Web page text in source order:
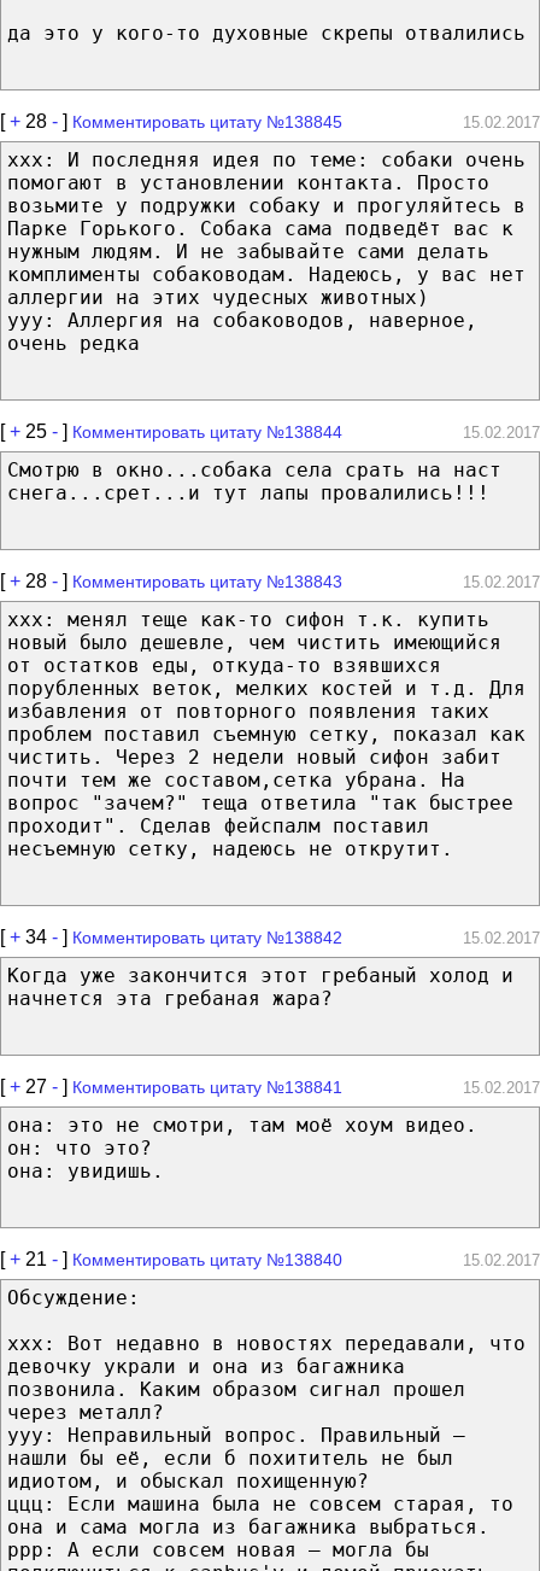
да это у кого-то духовные скрепы отвалились
[+ 28 - ] Комментировать цитату №138845 15.02.2017
xxx: И последняя идея по теме: собаки очень
помогают в установлении контакта. Просто
возьмите у подружки собаку и прогуляйтесь в
Парке Горького. Собака сама подведёт вас к
нужным людям. И не забывайте сами делать
комплименты собаководам. Надеюсь, у вас нет
аллергии на этих чудесных животных)
ууу: Аллергия на собаководов, наверное,
очень редка
[+ 25 - ] Комментировать цитату №138844 15.02.2017
Смотрю в окно...собака села срать на наст
снега...срет...и тут лапы провалились!!!
[+ 28 - ] Комментировать цитату №138843 15.02.2017
xxx: менял теще как-то сифон т.к. купить
новый было дешевле, чем чистить имеющийся
от остатков еды, откуда-то взявшихся
порубленных веток, мелких костей и т.д. Для
избавления от повторного появления таких
проблем поставил съемную сетку, показал как
чистить. Через 2 недели новый сифон забит
почти тем же составом,сетка убрана. На
вопрос "зачем?" теща ответила "так быстрее
проходит". Сделав фейспалм поставил
несъемную сетку, надеюсь не открутит.
[+ 34 - ] Комментировать цитату №138842 15.02.2017
Когда уже закончится этот гребаный холод и
начнется эта гребаная жара?
[+ 27 - ] Комментировать цитату №138841 15.02.2017
она: это не смотри, там моё хоум видео.
он: что это?
она: увидишь.
[+ 21 - ] Комментировать цитату №138840 15.02.2017
Обсуждение:
ххх: Вот недавно в новостях передавали, что
девочку украли и она из багажника
позвонила. Каким образом сигнал прошел
через металл?
ууу: Неправильный вопрос. Правильный —
нашли бы её, если б похититель не был
идиотом, и обыскал похищенную?
ццц: Если машина была не совсем старая, то
она и сама могла из багажника выбраться.
ррр: А если совсем новая — могла бы